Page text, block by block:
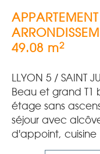
49.08 m2
LLYON 5 / SAINT
Beau et grand T1
étage sans
séjour avec
d'appoint, cuisine